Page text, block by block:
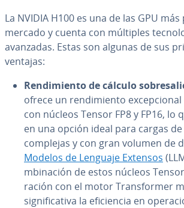
La NVIDIA H100 es una de las GPU
mercado y cuenta con múltiples
avanzadas. Estas son algunas de sus
ventajas:
Re­n­di­mie­n­to de cálculo
ofrece un re­n­di­mie­n­to
con núcleos Tensor FP8 y FP16, lo
en una opción ideal para cargas
complejas y con gran volumen de
Modelos de Lenguaje Extensos
m­bi­na­ción de estos núcleos
ra­ción con el motor Tra­n­s­fo­r­mer
si­g­ni­fi­ca­ti­va la efi­cie­n­cia en